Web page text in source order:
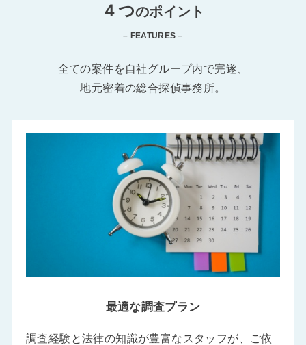
４つのポイント
– FEATURES –
全ての案件を自社グループ内で完遂、
地元密着の総合探偵事務所。
最適な調査プラン
調査経験と法律の知識が豊富なスタッフが、ご依